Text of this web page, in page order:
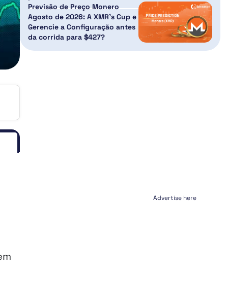
Previsão de Preço Monero
Agosto de 2026: A XMR’s Cup e
Gerencie a Configuração antes
da corrida para $427?
Advertise here